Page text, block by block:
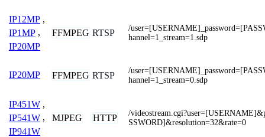
IP12MP ,
IP1MP ,
IP20MP
FFMPEG RTSP
/
hannel=1_stream=1.sdp
IP20MP FFMPEG RTSP
/
hannel=1_stream=0.sdp
IP451W ,
IP541W ,
IP941W
MJPEG HTTP
/
SSWORD]&resolution=32&rate=0